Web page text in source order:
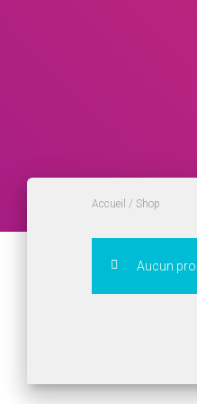
Accueil / Shop
Aucun